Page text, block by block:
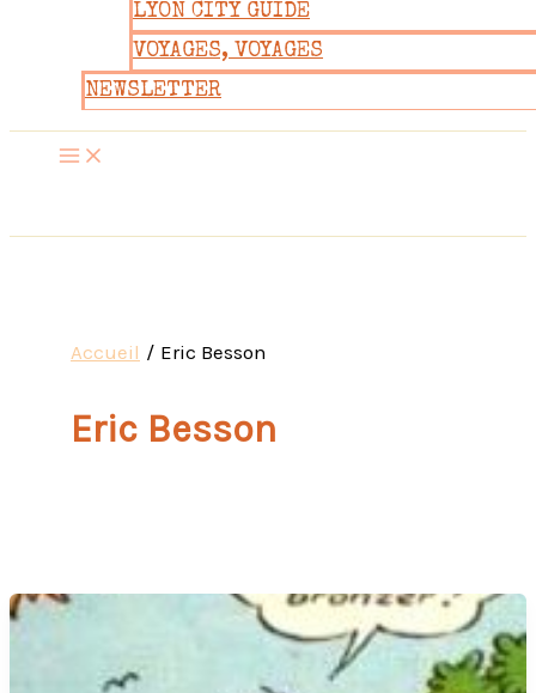
LYON CITY GUIDE
VOYAGES, VOYAGES
NEWSLETTER
Accueil Eric Besson
Eric Besson